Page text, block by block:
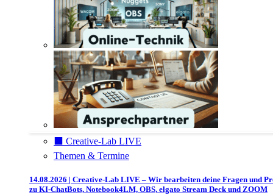
⬛️ Creative-Lab LIVE
Themen & Termine
14.08.2026 | Creative-Lab LIVE – Wir bearbeiten deine Fragen und
zu KI-ChatBots, Notebook4LM, OBS, elgato Stream Deck und ZOOM